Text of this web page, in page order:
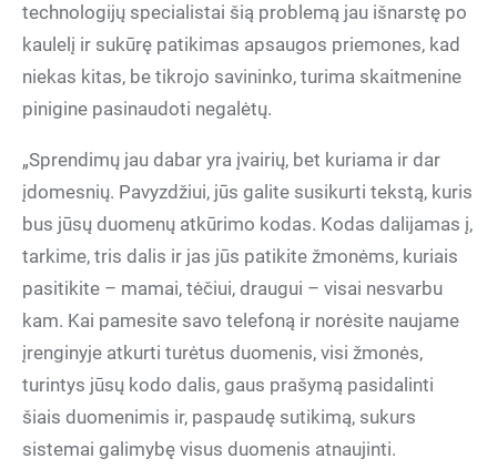
technologijų specialistai šią problemą jau išnarstę po
kaulelį ir sukūrę patikimas apsaugos priemones, kad
niekas kitas, be tikrojo savininko, turima skaitmenine
pinigine pasinaudoti negalėtų.
„Sprendimų jau dabar yra įvairių, bet kuriama ir dar
įdomesnių. Pavyzdžiui, jūs galite susikurti tekstą, kuris
bus jūsų duomenų atkūrimo kodas. Kodas dalijamas į,
tarkime, tris dalis ir jas jūs patikite žmonėms, kuriais
pasitikite – mamai, tėčiui, draugui – visai nesvarbu
kam. Kai pamesite savo telefoną ir norėsite naujame
įrenginyje atkurti turėtus duomenis, visi žmonės,
turintys jūsų kodo dalis, gaus prašymą pasidalinti
šiais duomenimis ir, paspaudę sutikimą, sukurs
sistemai galimybę visus duomenis atnaujinti.